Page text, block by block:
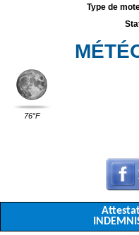
Type de
76°F